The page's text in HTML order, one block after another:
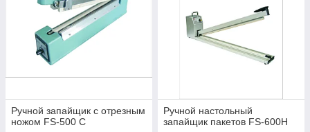
Ручной запайщик с отрезным
ножом FS-500 C
Ручной настольный
запайщик пакетов FS-600H